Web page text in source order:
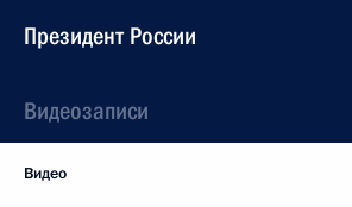
Президент России
Видеозаписи
Видео